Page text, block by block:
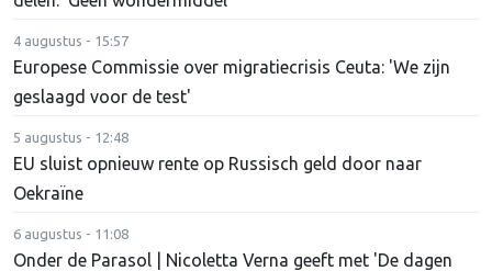
4 augustus - 15:57
Europese Commissie over migratiecrisis Ceuta: 'We zijn
geslaagd voor de test'
5 augustus - 12:48
EU sluist opnieuw rente op Russisch geld door naar
Oekraïne
6 augustus - 11:08
Onder de Parasol | Nicoletta Verna geeft met 'De dagen